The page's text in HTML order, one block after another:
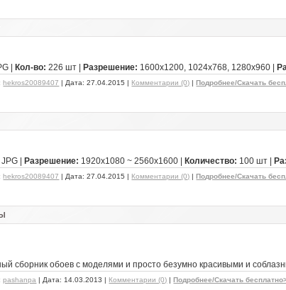
| Кол-во: 226 шт | Разрешение: 1600х1200, 1024х768, 1280x960 |
hekros20089407 | Дата:27.04.2015 | Комментарии (0) |Подробнее/Скачать
JPG | Разрешение: 1920x1080 ~ 2560x1600 | Количество: 100 шт |
hekros20089407 | Дата:27.04.2015 | Комментарии (0) |Подробнее/Скачать
сборник обоев с моделями и просто безумно красивыми и
pashanpa | Дата: 14.03.2013 | Комментарии (0) |Подробнее/Скачать